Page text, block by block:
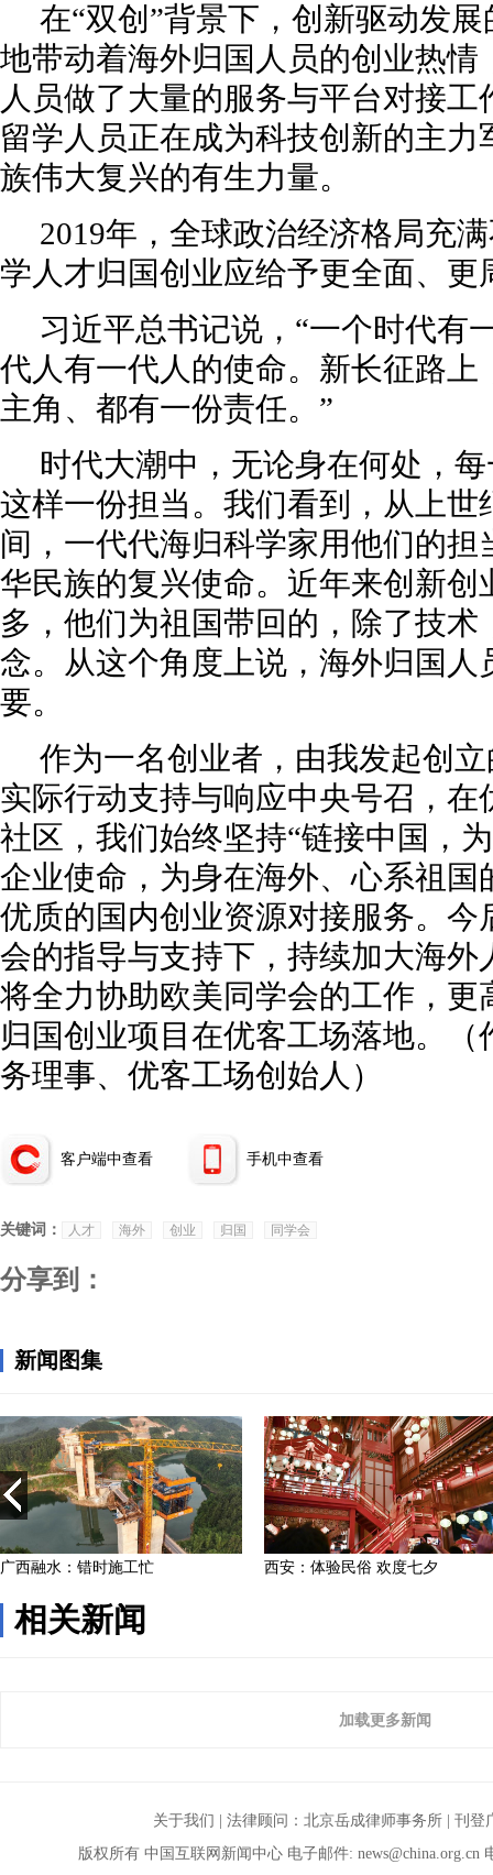
在“双创”背景下，创新驱动发
地带动着海外归国人员的创业热情
人员做了大量的服务与平台对接
留学人员正在成为科技创新的主力
族伟大复兴的有生力量。
2019年，全球政治经济格局充
学人才归国创业应给予更全面、更
习近平总书记说，“一个时代有
代人有一代人的使命。新长征路上
主角、都有一份责任。”
时代大潮中，无论身在何处，
这样一份担当。我们看到，从上世
间，一代代海归科学家用他们的担
华民族的复兴使命。近年来创新创
多，他们为祖国带回的，除了技术
念。从这个角度上说，海外归国人
要。
作为一名创业者，由我发起创
实际行动支持与响应中央号召，在
社区，我们始终坚持“链接中国，
企业使命，为身在海外、心系祖国
优质的国内创业资源对接服务。今
会的指导与支持下，持续加大海外
将全力协助欧美同学会的工作，更
归国创业项目在优客工场落地。
务理事、优客工场创始人）
客户端中查看 手机中查看
关键词： 人才 海外 创业 归国 同学会
分享到：
相关新闻
加载更多新闻
关于我们 | 法律顾问：北京岳成律师事务所 |刊登
版权所有 中国互联网新闻中心 电子邮件: news@china.org.cn